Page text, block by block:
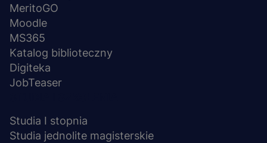
MeritoGO
Moodle
MS365
Katalog biblioteczny
Digiteka
JobTeaser
Studia I stopnia
Studia jednolite magisterskie